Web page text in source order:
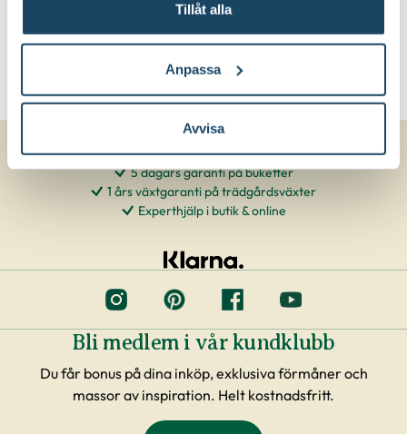
Tillåt alla
Anpassa
Avvisa
5 dagars garanti på buketter
1 års växtgaranti på trädgårdsväxter
Experthjälp i butik & online
Bli medlem i vår kundklubb
Du får bonus på dina inköp, exklusiva förmåner och
massor av inspiration. Helt kostnadsfritt.